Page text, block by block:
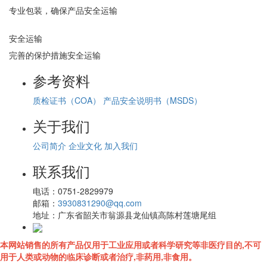
专业包装，确保产品安全运输
安全运输
完善的保护措施安全运输
参考资料
质检证书（COA） 产品安全说明书（MSDS）
关于我们
公司简介 企业文化 加入我们
联系我们
电话： 0751-2829979
邮箱： 3930831290@qq.com
地址： 广东省韶关市翁源县龙仙镇高陈村莲塘尾组
本网站销售的所有产品仅用于工业应用或者科学研究等非医疗目的,不可
用于人类或动物的临床诊断或者治疗,非药用,非食用。